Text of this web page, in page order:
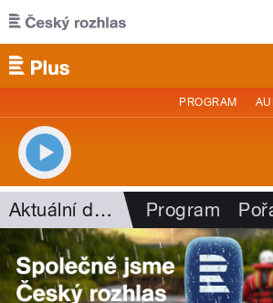
Přejít k hlavnímu obsahu
PROGRAM
Aktuální dění Program